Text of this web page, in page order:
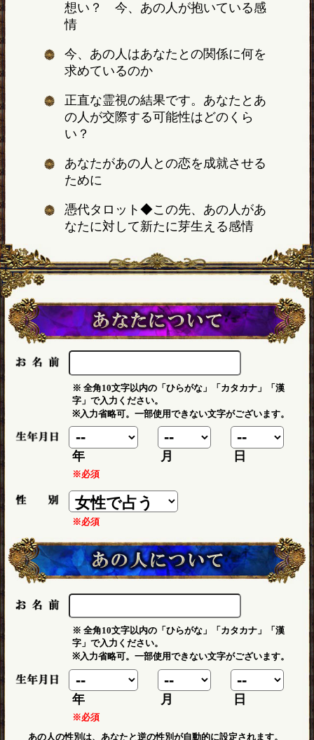
想い？ 今、あの人が抱いている感
情
今、あの人はあなたとの関係に何を
求めているのか
正直な霊視の結果です。あなたとあ
の人が交際する可能性はどのくら
い？
あなたがあの人との恋を成就させる
ために
憑代タロット◆この先、あの人があ
なたに対して新たに芽生える感情
※ 全角10文字以内の「ひらがな」「カタカナ」「漢
字」で入力ください。
※入力省略可。一部使用できない文字がございます。
年 月 日
※必須
※必須
※ 全角10文字以内の「ひらがな」「カタカナ」「漢
字」で入力ください。
※入力省略可。一部使用できない文字がございます。
年 月 日
※必須
あの人の性別は、あなたと逆の性別が自動的に設定されます。